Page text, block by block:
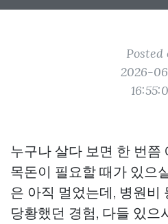
Posted
2026-
누구나 살다 보면 한 번쯤
목돈이 필요할 때가 있으
은 아직 멀었는데, 병원비
당황했던 경험, 다들 있으